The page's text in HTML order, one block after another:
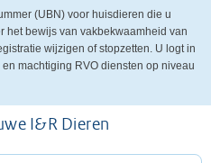
(UBN) voor huisdieren die u
het bewijs van vakbekwaamheid van
wijzigen of stopzetten. U logt in
machtiging RVO diensten op niveau
I&R Dieren